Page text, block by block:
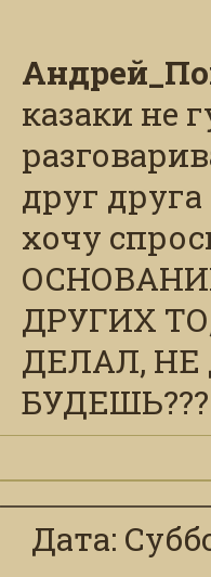
сделали
- в каких
показать
- что
казаков ?
- а готовы
- что вы
семьи ?
- в
приняли
другие,
- сколько
казаки не
друг
хочу
ДРУГИХ
ДЕЛАЛ,
БУДЕШЬ???
Дата: